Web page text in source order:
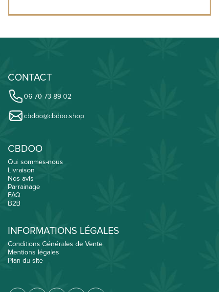
CONTACT
06 70 73 89 02
cbdoo@cbdoo.shop
CBDOO
Qui sommes-nous
Livraison
Nos avis
Parrainage
FAQ
B2B
INFORMATIONS LÉGALES
Conditions Générales de Vente
Mentions légales
Plan du site